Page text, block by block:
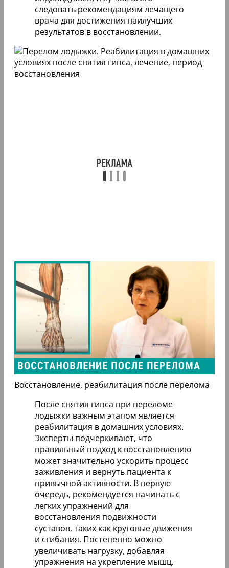
следовать рекомендациям лечащего
врача для достижения наилучших
результатов в восстановлении.
Восстановление, реабилитация после перелома
После снятия гипса при переломе
лодыжки важным этапом является
реабилитация в домашних условиях.
Эксперты подчеркивают, что
правильный подход к восстановлению
может значительно ускорить процесс
заживления и вернуть пациента к
привычной активности. В первую
очередь, рекомендуется начинать с
легких упражнений для
восстановления подвижности
суставов, таких как круговые движения
и сгибания. Постепенно можно
увеличивать нагрузку, добавляя
упражнения на укрепление мышц.